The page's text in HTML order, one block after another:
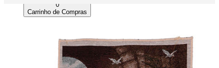
0
Carrinho de Compras